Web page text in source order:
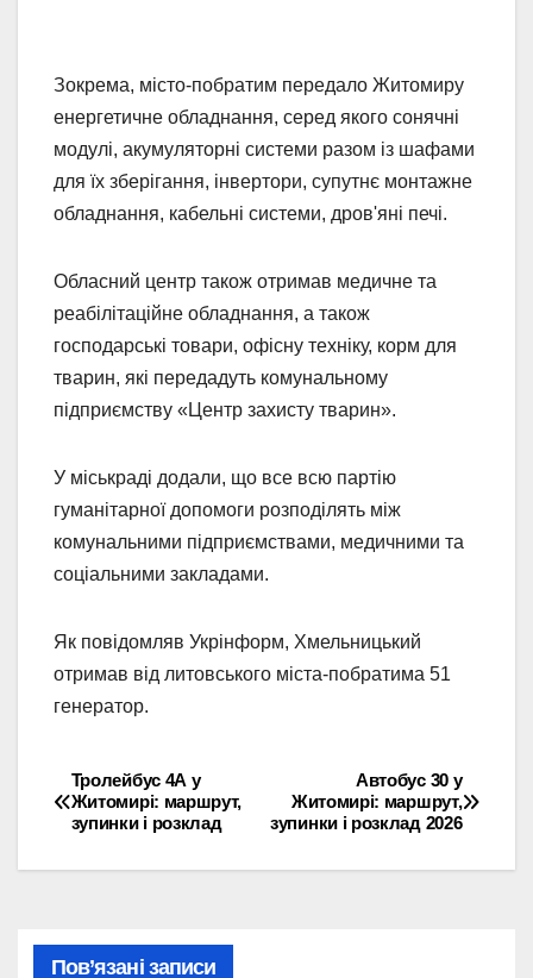
Зокрема, місто-побратим передало Житомиру
енергетичне обладнання, серед якого сонячні
модулі, акумуляторні системи разом із шафами
для їх зберігання, інвертори, супутнє монтажне
обладнання, кабельні системи, дров'яні печі.
Обласний центр також отримав медичне та
реабілітаційне обладнання, а також
господарські товари, офісну техніку, корм для
тварин, які передадуть комунальному
підприємству «Центр захисту тварин».
У міськраді додали, що все всю партію
гуманітарної допомоги розподілять між
комунальними підприємствами, медичними та
соціальними закладами.
Як повідомляв Укрінформ, Хмельницький
отримав від литовського міста-побратима 51
генератор.
Навігація
записів
Автобус 30 у
Житомирі: маршрут,
зупинки і розклад 2026
Тролейбус 4А у
Житомирі: маршрут,
зупинки і розклад
Пов’язані записи